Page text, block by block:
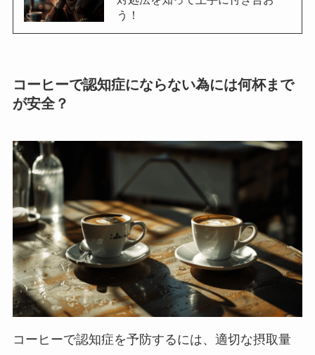
う！
コーヒーで認知症にならない為には何杯まで
が安全？
コーヒーで認知症を予防するには、適切な摂取量